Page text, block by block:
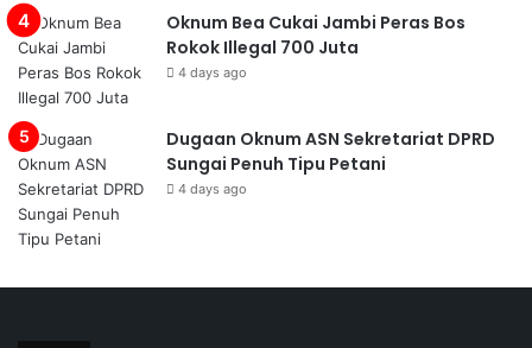
Oknum Bea Cukai Jambi Peras Bos
Rokok Illegal 700 Juta
4 days ago
Dugaan Oknum ASN Sekretariat DPRD
Sungai Penuh Tipu Petani
4 days ago